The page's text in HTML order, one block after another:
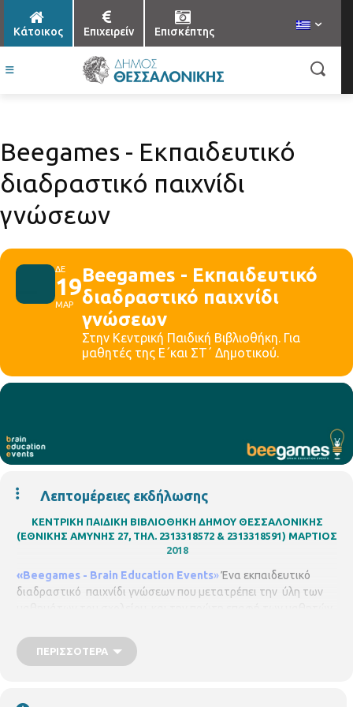
Κάτοικος Επιχειρείν Επισκέπτης
Βeegames - Εκπαιδευτικό
διαδραστικό παιχνίδι
γνώσεων
ΔΕ
19
ΜΑΡ
Βeegames - Εκπαιδευτικό
διαδραστικό παιχνίδι
γνώσεων
Στην Κεντρική Παιδική Βιβλιοθήκη. Για
μαθητές της Ε΄και ΣΤ΄ Δημοτικού.
Λεπτομέρειες εκδήλωσης
ΚΕΝΤΡΙΚΗ ΠΑΙΔΙΚΗ ΒΙΒΛΙΟΘΗΚΗ ΔΗΜΟΥ ΘΕΣΣΑΛΟΝΙΚΗΣ
(ΕΘΝΙΚΗΣ ΑΜΥΝΗΣ 27, ΤΗΛ. 2313318572 & 2313318591) ΜΑΡΤΙΟΣ
2018
«Βeegames - Brain Education Events»Ένα εκπαιδευτικό
διαδραστικό παιχνίδι γνώσεων που μετατρέπει την ύλη των
μαθητές των Ε΄ ή ΣΤ΄ τάξεων του Δημοτικού, προσαρμοσμένο
στις γνώσεις τους. Οι μαθητές με τη χρήση των tablets,
ΠΕΡΙΣΣΌΤΕΡΑ